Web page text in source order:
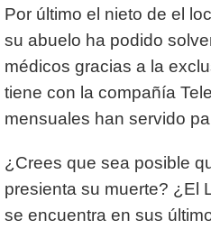
Por último el nieto de el
su abuelo ha podido
médicos gracias a la
tiene con la compañía
mensuales han servido
¿Crees que sea posible
presienta su muerte? ¿El
se encuentra en sus